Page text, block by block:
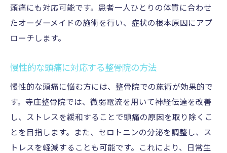
頭痛にも対応可能です。患者一人ひとりの体質に合わせ
たオーダーメイドの施術を行い、症状の根本原因にアプ
ローチします。
慢性的な頭痛に対応する整骨院の方法
慢性的な頭痛に悩む方には、整骨院での施術が効果的で
す。寺庄整骨院では、微弱電流を用いて神経伝達を改善
し、ストレスを緩和することで頭痛の原因を取り除くこ
とを目指します。また、セロトニンの分泌を調整し、ス
トレスを軽減することも可能です。これにより、日常生